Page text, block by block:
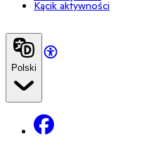
Kącik aktywności
Polski
Facebook